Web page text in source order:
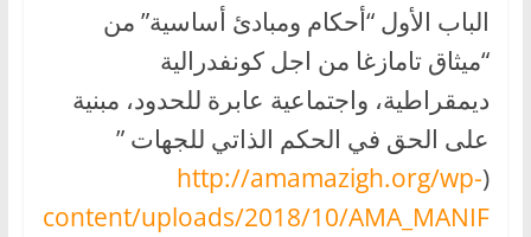
الباب الأول “أحكام ومبادئ أساسية” من
“ميثاق تامازغا من اجل كونفدرالية
ديمقراطية، واجتماعية عابرة للحدود، مبنية
على الحق في الحكم الذاتي للجهات ”
(
http://amamazigh.org/wp-
content/uploads/2018/10/AMA_MANIF